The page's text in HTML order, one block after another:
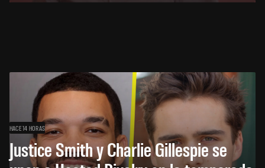
HACE 14 HORAS
Justice Smith y Charlie Gillespie se